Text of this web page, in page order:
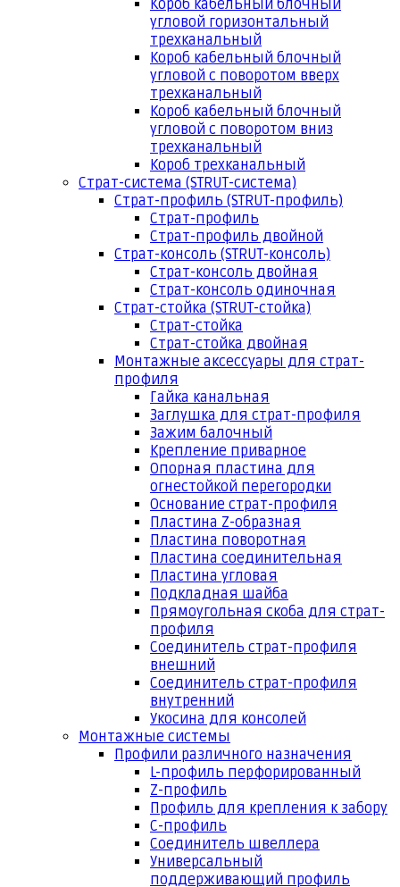
Короб кабельный блочный
угловой горизонтальный
трехканальный
Короб кабельный блочный
угловой с поворотом вверх
трехканальный
Короб кабельный блочный
угловой с поворотом вниз
трехканальный
Короб трехканальный
Страт-система (STRUT-система)
Страт-профиль (STRUT-профиль)
Страт-профиль
Страт-профиль двойной
Страт-консоль (STRUT-консоль)
Страт-консоль двойная
Страт-консоль одиночная
Страт-стойка (STRUT-стойка)
Страт-стойка
Страт-стойка двойная
Монтажные аксессуары для страт-
профиля
Гайка канальная
Заглушка для страт-профиля
Зажим балочный
Крепление приварное
Опорная пластина для
огнестойкой перегородки
Основание страт-профиля
Пластина Z-образная
Пластина поворотная
Пластина соединительная
Пластина угловая
Подкладная шайба
Прямоугольная скоба для страт-
профиля
Соединитель страт-профиля
внешний
Соединитель страт-профиля
внутренний
Укосина для консолей
Монтажные системы
Профили различного назначения
L-профиль перфорированный
Z-профиль
Профиль для крепления к забору
С-профиль
Соединитель швеллера
Универсальный
поддерживающий профиль